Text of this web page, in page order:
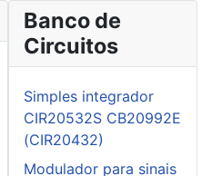
Banco de
Circuitos
Simples integrador
CIR20532S CB20992E
(CIR20432)
Modulador para sinais